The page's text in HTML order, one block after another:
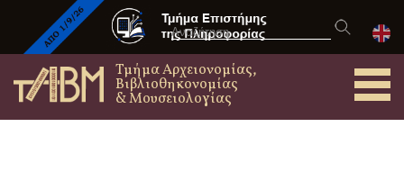
Τμήμα Αρχειονομίας,
Βιβλιοθηκονομίας
& Μουσειολογίας